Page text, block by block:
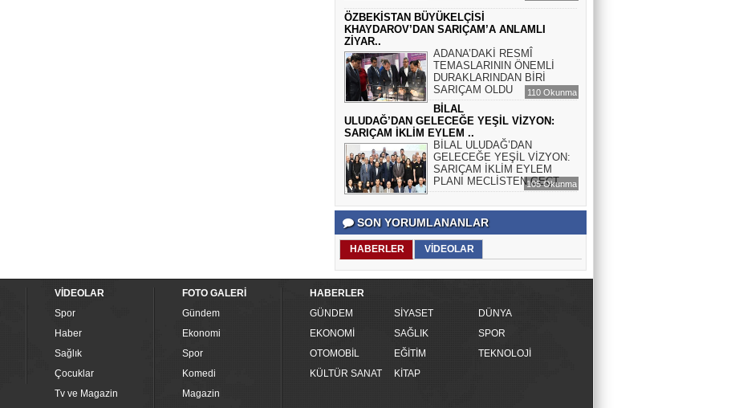
ÖZBEKİSTAN BÜYÜKELÇİSİ
KHAYDAROV’DAN SARIÇAM’A ANLAMLI
ZİYAR..
ADANA’DAKİ RESMÎ
TEMASLARININ ÖNEMLİ
DURAKLARINDAN BİRİ
SARIÇAM OLDU
110 Okunma
BİLAL
ULUDAĞ’DAN GELECEĞE YEŞİL VİZYON:
SARIÇAM İKLİM EYLEM ..
BİLAL ULUDAĞ’DAN
GELECEĞE YEŞİL VİZYON:
SARIÇAM İKLİM EYLEM
PLANI MECLİSTEN GEÇT..
105 Okunma
SON YORUMLANANLAR
HABERLER VİDEOLAR
VİDEOLAR
Spor
Haber
Sağlık
Çocuklar
Tv ve Magazin
FOTO GALERİ
Gündem
Ekonomi
Spor
Komedi
Magazin
HABERLER
GÜNDEM
SİYASET
DÜNYA
EKONOMİ
SAĞLIK
SPOR
OTOMOBİL
EĞİTİM
TEKNOLOJİ
KÜLTÜR SANAT
KİTAP